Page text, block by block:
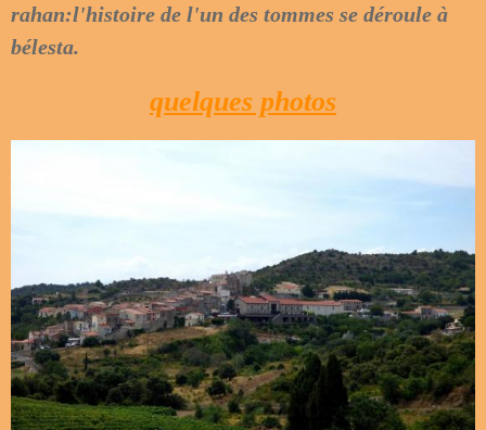
rahan:l'histoire de l'un des tommes se déroule à
bélesta.
quelques photos